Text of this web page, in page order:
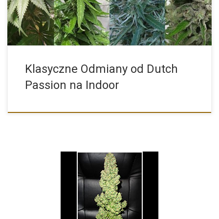
Klasyczne Odmiany od Dutch
Passion na Indoor